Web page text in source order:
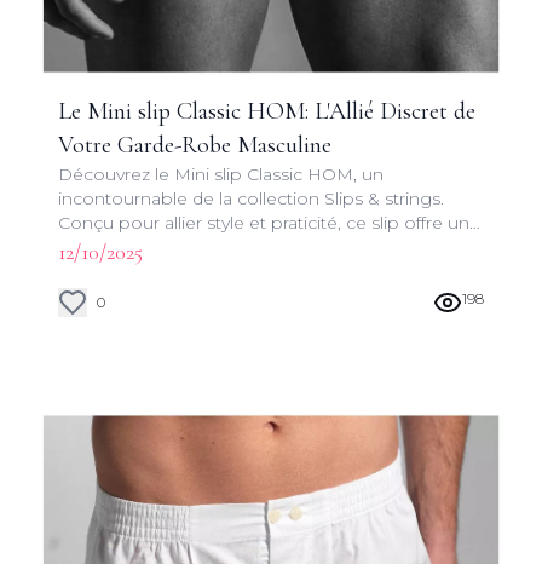
Le Mini slip Classic HOM: L'Allié Discret de
Votre Garde-Robe Masculine
Découvrez le Mini slip Classic HOM, un
incontournable de la collection Slips & strings.
Conçu pour allier style et praticité, ce slip offre une
silhouette raffinée pour l'homme moderne.
12/10/2025
0 198